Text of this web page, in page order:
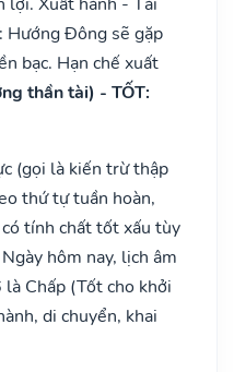
Hướng Đông sẽ gặp
bạc. Hạn chế xuất
thần tài) - TỐT:
(gọi là kiến trừ thập
thứ tự tuần hoàn,
tính chất tốt xấu tùy
hôm nay, lịch âm
Chấp (Tốt cho khởi
di chuyển, khai